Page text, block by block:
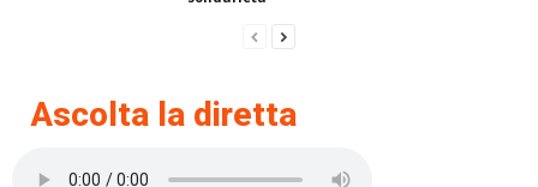
Ascolta la diretta